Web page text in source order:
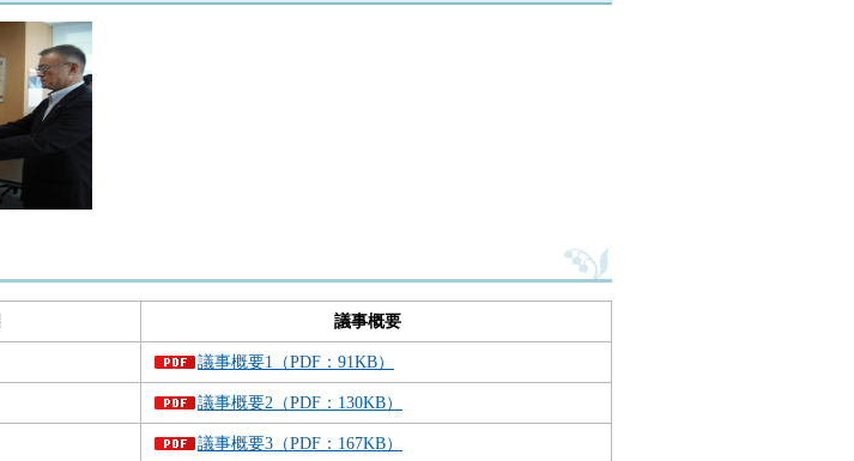
議事概要
議事概要1（PDF：91KB）
議事概要2（PDF：130KB）
議事概要3（PDF：167KB）